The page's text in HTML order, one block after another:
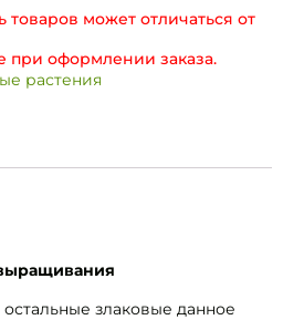
товаров может отличаться от
при оформлении заказа.
растения
остальные злаковые данное